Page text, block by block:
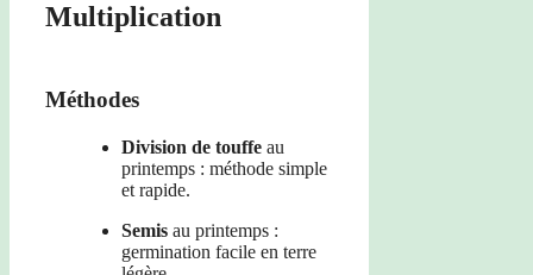
Multiplication
Méthodes
Division de touffe au
printemps : méthode simple
et rapide.
Semis au printemps :
germination facile en terre